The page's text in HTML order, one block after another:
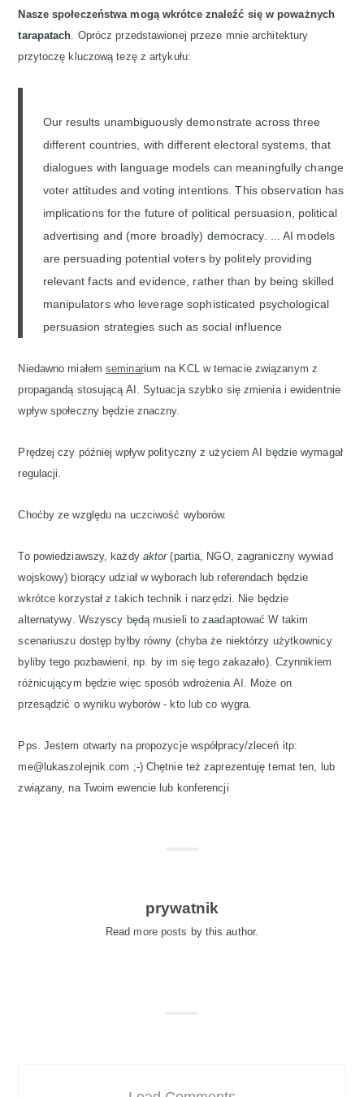
Nasze społeczeństwa mogą wkrótce znaleźć się w poważnych
tarapatach. Oprócz przedstawionej przeze mnie architektury
przytoczę kluczową tezę z artykułu:
Our results unambiguously demonstrate across three
different countries, with different electoral systems, that
dialogues with language models can meaningfully change
voter attitudes and voting intentions. This observation has
implications for the future of political persuasion, political
advertising and (more broadly) democracy. ... AI models
are persuading potential voters by politely providing
relevant facts and evidence, rather than by being skilled
manipulators who leverage sophisticated psychological
persuasion strategies such as social influence
Niedawno miałemseminarium na KCL w temacie związanym z
propagandą stosującą AI. Sytuacja szybko się zmienia i ewidentnie
wpływ społeczny będzie znaczny.
Prędzej czy później wpływ polityczny z użyciem AI będzie wymagał
regulacji.
Choćby ze względu na uczciwość wyborów.
To powiedziawszy, każdy aktor(partia, NGO, zagraniczny wywiad
wojskowy) biorący udział w wyborach lub referendach będzie
wkrótce korzystał z takich technik i narzędzi. Nie będzie
alternatywy. Wszyscy będą musieli to zaadaptować W takim
scenariuszu dostęp byłby równy (chyba że niektórzy użytkownicy
byliby tego pozbawieni, np. by im się tego zakazało). Czynnikiem
różnicującym będzie więc sposób wdrożenia AI. Może on
przesądzić o wyniku wyborów - kto lub co wygra.
Pps. Jestem otwarty na propozycje współpracy/zleceń itp:
me@lukaszolejnik.com ;-) Chętnie też zaprezentuję temat ten, lub
związany, na Twoim ewencie lub konferencji
prywatnik
Read more posts by this author.